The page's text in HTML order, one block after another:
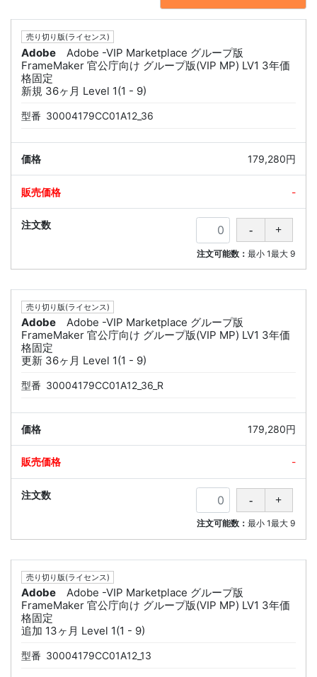
売り切り版(ライセンス)
Adobe
Adobe -VIP Marketplace グループ版
FrameMaker 官公庁向け グループ版(VIP MP) LV1 3年価
格固定
新規 36ヶ月 Level 1(1 - 9)
型番 30004179CC01A12_36
179,280円
-
注文可能数：最小 1最大 9
売り切り版(ライセンス)
Adobe
Adobe -VIP Marketplace グループ版
FrameMaker 官公庁向け グループ版(VIP MP) LV1 3年価
格固定
更新 36ヶ月 Level 1(1 - 9)
型番 30004179CC01A12_36_R
179,280円
-
注文可能数：最小 1最大 9
売り切り版(ライセンス)
Adobe
Adobe -VIP Marketplace グループ版
FrameMaker 官公庁向け グループ版(VIP MP) LV1 3年価
格固定
追加 13ヶ月 Level 1(1 - 9)
型番 30004179CC01A12_13